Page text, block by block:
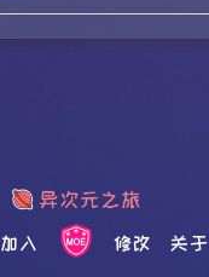
加入 修改 关于